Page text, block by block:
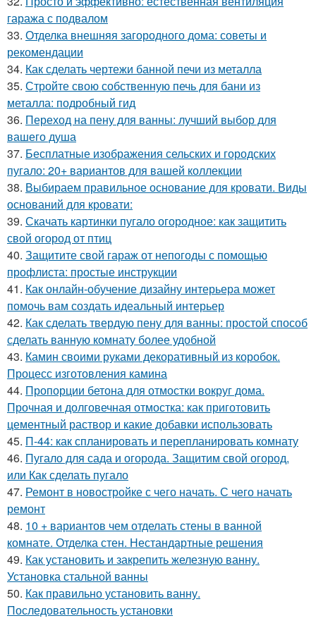
гаража с подвалом
33. Отделка внешняя загородного дома: советы и
рекомендации
34. Как сделать чертежи банной печи из металла
35. Стройте свою собственную печь для бани из
металла: подробный гид
36. Переход на пену для ванны: лучший выбор для
вашего душа
37. Бесплатные изображения сельских и городских
пугало: 20+ вариантов для вашей коллекции
38. Выбираем правильное основание для кровати. Виды
оснований для кровати:
39. Скачать картинки пугало огородное: как защитить
свой огород от птиц
40. Защитите свой гараж от непогоды с помощью
профлиста: простые инструкции
41. Как онлайн-обучение дизайну интерьера может
помочь вам создать идеальный интерьер
42. Как сделать твердую пену для ванны: простой способ
сделать ванную комнату более удобной
43. Камин своими руками декоративный из коробок.
Процесс изготовления камина
44. Пропорции бетона для отмостки вокруг дома.
Прочная и долговечная отмостка: как приготовить
цементный раствор и какие добавки использовать
45. П-44: как спланировать и перепланировать комнату
46. Пугало для сада и огорода. Защитим свой огород,
или Как сделать пугало
47. Ремонт в новостройке с чего начать. С чего начать
ремонт
48. 10 + вариантов чем отделать стены в ванной
комнате. Отделка стен. Нестандартные решения
49. Как установить и закрепить железную ванну.
Установка стальной ванны
50. Как правильно установить ванну.
Последовательность установки